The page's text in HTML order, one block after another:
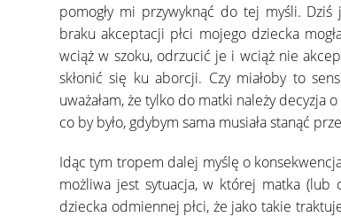
pomogły mi przywyknąć do tej myśli. Dziś
braku akceptacji płci mojego dziecka
wciąż w szoku, odrzucić je i wciąż nie
skłonić się ku aborcji. Czy miałoby to
uważałam, że tylko do matki należy
co by było, gdybym sama musiała stanąć
Idąc tym tropem dalej myślę o
możliwa jest sytuacja, w której matka
dziecka odmiennej płci, że jako takie